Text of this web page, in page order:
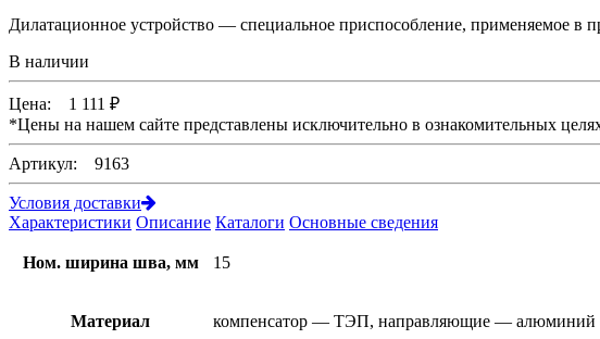
Дилатационное устройство — специальное приспособление, применяемое в
В наличии
Цена: 1 111 ₽
*Цены на нашем сайте представлены исключительно в ознакомительных
Артикул: 9163
Условия доставки
Характеристики Описание Каталоги Основные сведения
Ном. ширина шва, мм 15
Материал компенсатор — ТЭП, направляющие — алюминий